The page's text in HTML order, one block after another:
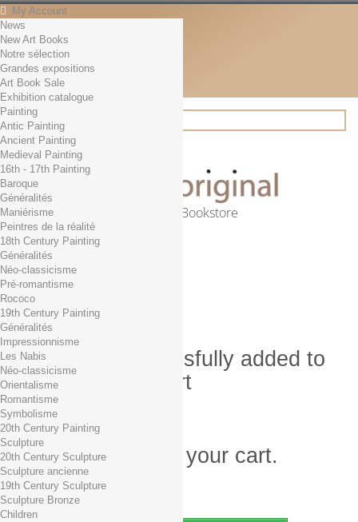
My Account
Contact
English
English
Français
News
Search
Online Art Bookstore
Cart (empty)
No products
Free shipping!
0,00 € Total
Check out
Product successfully added to
your shopping cart
Quantity
Total
There is 1 item in your cart.
Total products (tax incl.)
Total shipping TTC
Total (tax incl.)
News
New Art Books
Notre sélection
Grandes expositions
Art Book Sale
Exhibition catalogue
Painting
Antic Painting
Ancient Painting
Medieval Painting
16th - 17th Painting
Baroque
Généralités
Maniérisme
Peintres de la réalité
18th Century Painting
Généralités
Néo-classicisme
Pré-romantisme
Rococo
19th Century Painting
Généralités
Impressionnisme
Les Nabis
Néo-classicisme
Orientalisme
Romantisme
Symbolisme
20th Century Painting
Sculpture
20th Century Sculpture
Sculpture ancienne
19th Century Sculpture
Sculpture Bronze
Children